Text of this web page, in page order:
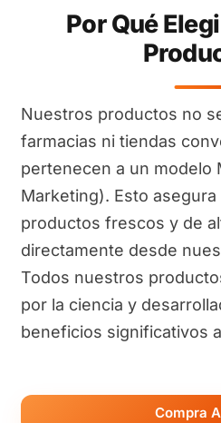
Por Qué
Nuestros productos no
farmacias ni tiendas
pertenecen a un modelo
Marketing). Esto
productos frescos y de
directamente desde
Todos nuestros
por la ciencia y
beneficios significativos
Compra